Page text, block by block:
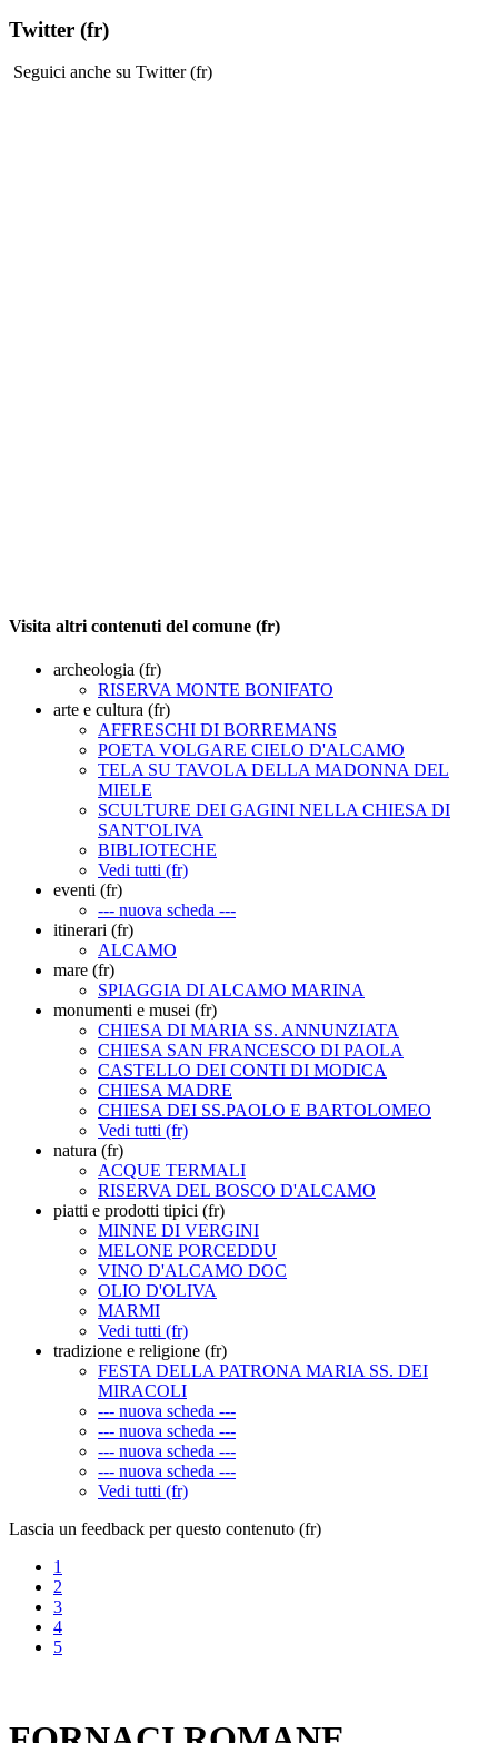
Twitter (fr)
Seguici anche su Twitter (fr)
Visita altri contenuti del comune (fr)
archeologia (fr)
RISERVA MONTE BONIFATO
arte e cultura (fr)
AFFRESCHI DI BORREMANS
POETA VOLGARE CIELO D'ALCAMO
TELA SU TAVOLA DELLA MADONNA DEL
MIELE
SCULTURE DEI GAGINI NELLA CHIESA DI
SANT'OLIVA
BIBLIOTECHE
Vedi tutti (fr)
eventi (fr)
--- nuova scheda ---
itinerari (fr)
ALCAMO
mare (fr)
SPIAGGIA DI ALCAMO MARINA
monumenti e musei (fr)
CHIESA DI MARIA SS. ANNUNZIATA
CHIESA SAN FRANCESCO DI PAOLA
CASTELLO DEI CONTI DI MODICA
CHIESA MADRE
CHIESA DEI SS.PAOLO E BARTOLOMEO
Vedi tutti (fr)
natura (fr)
ACQUE TERMALI
RISERVA DEL BOSCO D'ALCAMO
piatti e prodotti tipici (fr)
MINNE DI VERGINI
MELONE PORCEDDU
VINO D'ALCAMO DOC
OLIO D'OLIVA
MARMI
Vedi tutti (fr)
tradizione e religione (fr)
FESTA DELLA PATRONA MARIA SS. DEI
MIRACOLI
--- nuova scheda ---
--- nuova scheda ---
--- nuova scheda ---
--- nuova scheda ---
Vedi tutti (fr)
Lascia un feedback per questo contenuto (fr)
1
2
3
4
5